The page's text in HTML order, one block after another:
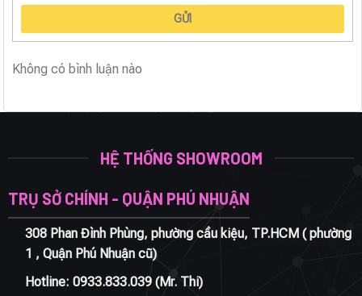
GỬI
Không có bình luận nào
HỆ THỐNG SHOWROOM
TRỤ SỞ CHÍNH - QUẬN PHÚ NHUẬN
308 Phan Đình Phùng, phường cầu kiệu, TP.HCM ( phường
1 , Quận Phú Nhuận cũ)
Hotline: 0933.833.039(Mr. Thi)